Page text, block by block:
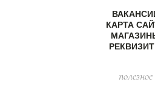
КАРТА
полезное